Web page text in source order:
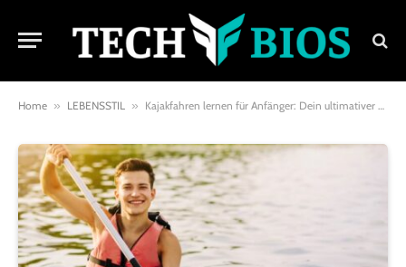
Home » LEBENSSTIL » Kajakfahren lernen für Anfänger: Dein ultimativer Guide